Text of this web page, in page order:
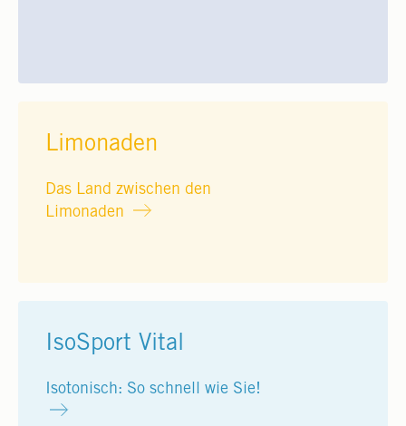
Limonaden
Das Land zwischen den
Limonaden
IsoSport Vital
Isotonisch: So schnell wie Sie!